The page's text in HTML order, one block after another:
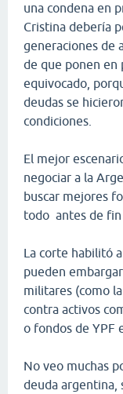
una condena en
Cristina debería
generaciones de
de que ponen en
equivocado,
deudas se
condiciones.
El mejor
negociar a la
buscar mejores
todo antes de fin
La corte habilitó
pueden
militares (como
contra activos
o fondos de YPF
No veo muchas
deuda argentina,